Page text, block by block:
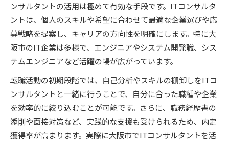
ンサルタントの活用は極めて有効な手段です。ITコンサルタ
ントは、個人のスキルや希望に合わせて最適な企業選びや応
募戦略を提案し、キャリアの方向性を明確にします。特に大
阪市のIT企業は多様で、エンジニアやシステム開発職、シス
テムエンジニアなど活躍の場が広がっています。
転職活動の初期段階では、自己分析やスキルの棚卸しをITコ
ンサルタントと一緒に行うことで、自分に合った職種や企業
を効率的に絞り込むことが可能です。さらに、職務経歴書の
添削や面接対策など、実践的な支援も受けられるため、内定
獲得率が高まります。実際に大阪市でITコンサルタントを活